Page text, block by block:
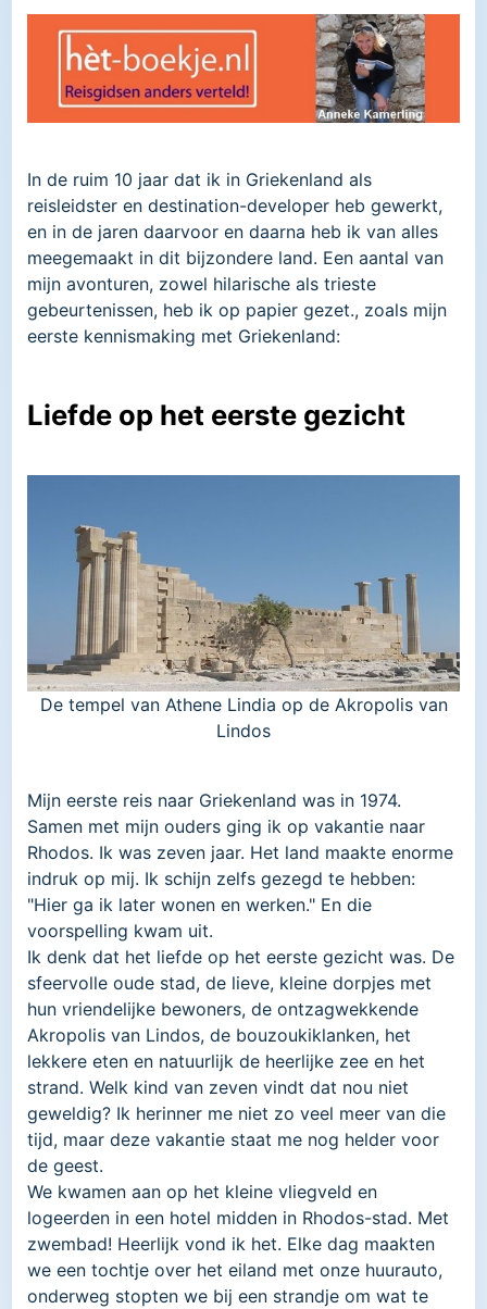
In de ruim 10 jaar dat ik in Griekenland als
reisleidster en destination-developer heb gewerkt,
en in de jaren daarvoor en daarna heb ik van alles
meegemaakt in dit bijzondere land. Een aantal van
mijn avonturen, zowel hilarische als trieste
gebeurtenissen, heb ik op papier gezet., zoals mijn
eerste kennismaking met Griekenland:
Liefde op het eerste gezicht
De tempel van Athene Lindia op de Akropolis van
Lindos
Mijn eerste reis naar Griekenland was in 1974.
Samen met mijn ouders ging ik op vakantie naar
Rhodos. Ik was zeven jaar. Het land maakte enorme
indruk op mij. Ik schijn zelfs gezegd te hebben:
"Hier ga ik later wonen en werken." En die
voorspelling kwam uit.
Ik denk dat het liefde op het eerste gezicht was. De
sfeervolle oude stad, de lieve, kleine dorpjes met
hun vriendelijke bewoners, de ontzagwekkende
Akropolis van Lindos, de bouzoukiklanken, het
lekkere eten en natuurlijk de heerlijke zee en het
strand. Welk kind van zeven vindt dat nou niet
geweldig? Ik herinner me niet zo veel meer van die
tijd, maar deze vakantie staat me nog helder voor
de geest.
We kwamen aan op het kleine vliegveld en
logeerden in een hotel midden in Rhodos-stad. Met
zwembad! Heerlijk vond ik het. Elke dag maakten
we een tochtje over het eiland met onze huurauto,
onderweg stopten we bij een strandje om wat te